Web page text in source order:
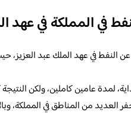
في المملكة في عهد
النفط في عهد الملك عبد العزيز،
لمدة عامين كاملين، ولكن
العديد من المناطق في المملكة،